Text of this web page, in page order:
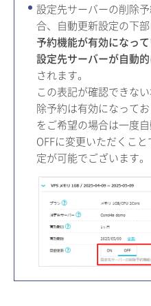
設定先サーバーの削除
合、自動更新設定の下
予約機能が有効になっ
設定先サーバーが自動的
されます。
この表記が確認できな
除予約は有効になって
をご希望の場合は一度
OFFに変更いただくこ
定が可能でございます。